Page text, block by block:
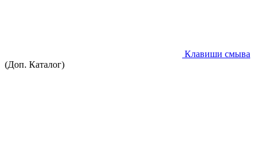
Клавиши смыва
(Доп. Каталог)